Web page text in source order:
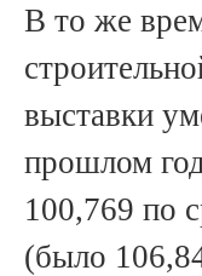
В то же
выставки
прошлом
100,769 по
(было